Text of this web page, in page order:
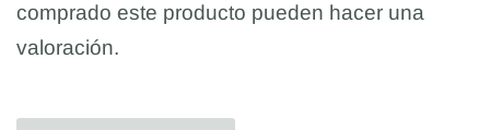
comprado este producto pueden hacer una
valoración.